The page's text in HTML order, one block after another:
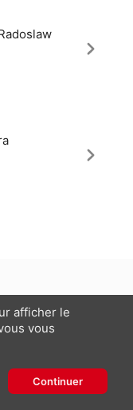
Music et confidentialité
afficher le
vous
Continuer